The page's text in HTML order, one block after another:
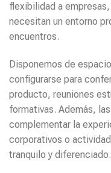
flexibilidad a
necesitan un entorno
encuentros.
Disponemos de
configurarse para
producto, reuniones
formativas. Además,
complementar la
corporativos o
tranquilo y diferenciado.